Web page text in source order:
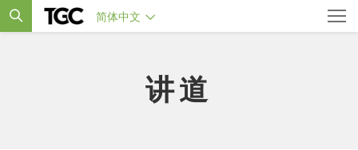
简体中文
讲道